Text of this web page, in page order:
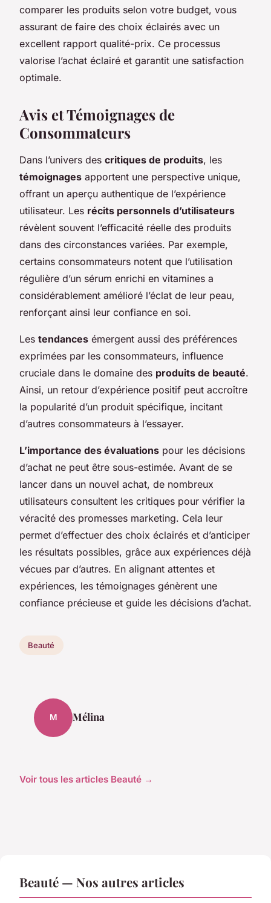
comparer les produits selon votre budget, vous
assurant de faire des choix éclairés avec un
excellent rapport qualité-prix. Ce processus
valorise l’achat éclairé et garantit une satisfaction
optimale.
Avis et Témoignages de
Consommateurs
Dans l’univers des critiques de produits, les
témoignages apportent une perspective unique,
offrant un aperçu authentique de l’expérience
utilisateur. Les récits personnels d’utilisateurs
révèlent souvent l’efficacité réelle des produits
dans des circonstances variées. Par exemple,
certains consommateurs notent que l’utilisation
régulière d’un sérum enrichi en vitamines a
considérablement amélioré l’éclat de leur peau,
renforçant ainsi leur confiance en soi.
Les tendances émergent aussi des préférences
exprimées par les consommateurs, influence
cruciale dans le domaine des produits de beauté.
Ainsi, un retour d’expérience positif peut accroître
la popularité d’un produit spécifique, incitant
d’autres consommateurs à l’essayer.
L’importance des évaluations pour les décisions
d’achat ne peut être sous-estimée. Avant de se
lancer dans un nouvel achat, de nombreux
utilisateurs consultent les critiques pour vérifier la
véracité des promesses marketing. Cela leur
permet d’effectuer des choix éclairés et d’anticiper
les résultats possibles, grâce aux expériences déjà
vécues par d’autres. En alignant attentes et
expériences, les témoignages génèrent une
confiance précieuse et guide les décisions d’achat.
Beauté
M Mélina
Voir tous les articles Beauté →
Beauté — Nos autres articles